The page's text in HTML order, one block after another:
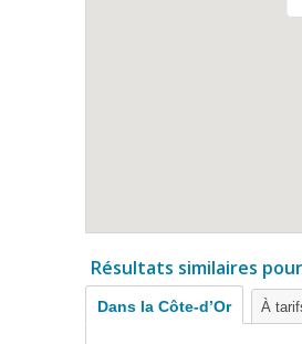
Résultats similaires
Dans la Côte-d’Or À